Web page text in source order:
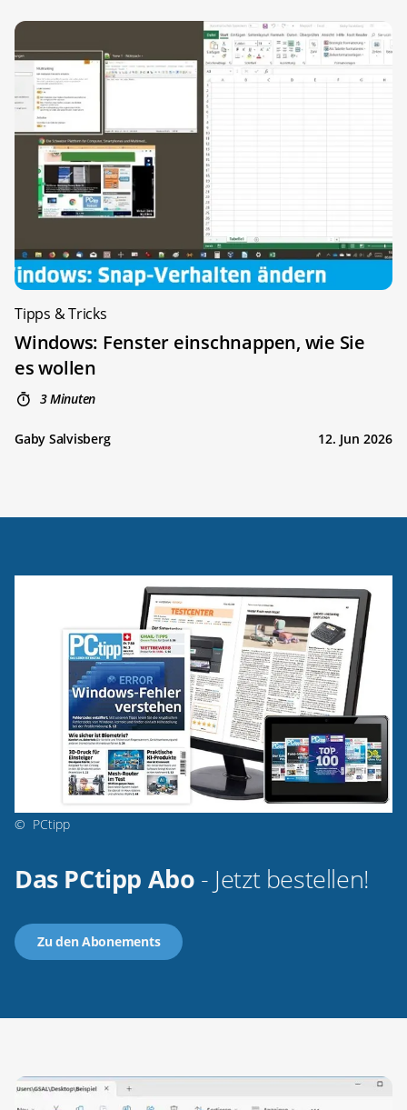
Tipps & Tricks
Windows: Fenster einschnappen, wie Sie
es wollen
3 Minuten
Gaby Salvisberg 12. Jun 2026
© PCtipp
Das PCtipp Abo - Jetzt bestellen!
Zu den Abonements